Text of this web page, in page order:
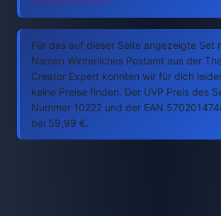
Für das auf dieser Seite angezeigte Set
Namen Winterliches Postamt aus der
Creator Expert konnten wir für dich
keine Preise finden. Der UVP Preis des
Nummer 10222 und der EAN
bei 59,99 €.